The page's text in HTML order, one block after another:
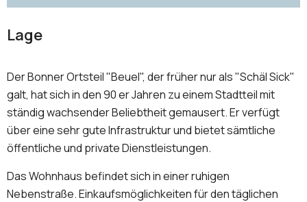
Lage
Der Bonner Ortsteil "Beuel", der früher nur als "Schäl Sick"
galt, hat sich in den 90 er Jahren zu einem Stadtteil mit
ständig wachsender Beliebtheit gemausert. Er verfügt
über eine sehr gute Infrastruktur und bietet sämtliche
öffentliche und private Dienstleistungen.
Das Wohnhaus befindet sich in einer ruhigen
Nebenstraße. Einkaufsmöglichkeiten für den täglichen